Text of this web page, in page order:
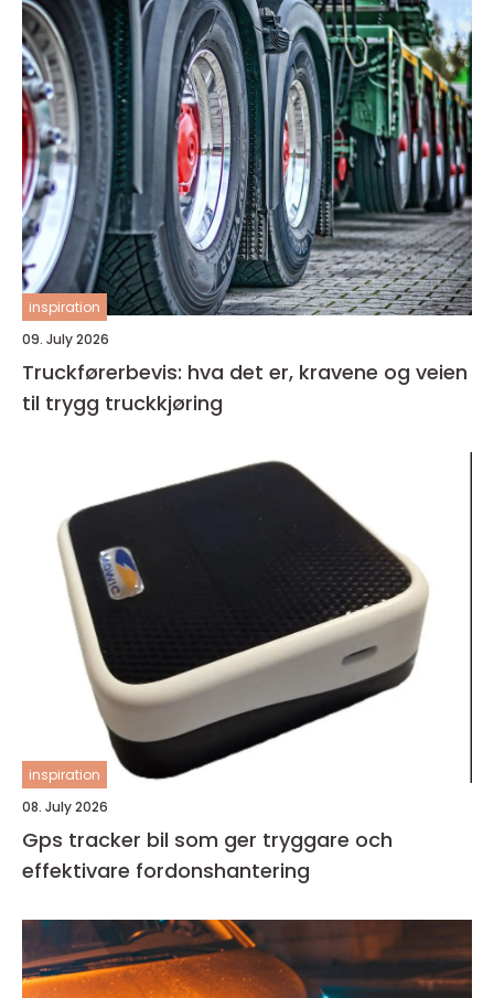
inspiration
09. July 2026
Truckførerbevis: hva det er, kravene og veien
til trygg truckkjøring
inspiration
08. July 2026
Gps tracker bil som ger tryggare och
effektivare fordonshantering